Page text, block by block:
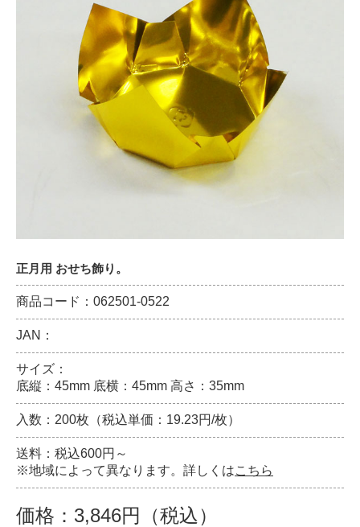
正月用 おせち飾り。
商品コード：062501-0522
JAN：
サイズ：
底縦：45mm 底横：45mm 高さ：35mm
入数：200枚（税込単価：19.23円/枚）
送料：税込600円～
※地域によって異なります。詳しくはこちら
価格：3,846円（税込）